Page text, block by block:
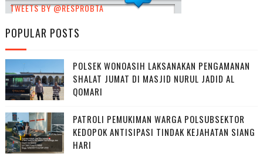
TWEETS BY @RESPROBTA
POPULAR POSTS
POLSEK WONOASIH LAKSANAKAN PENGAMANAN
SHALAT JUMAT DI MASJID NURUL JADID AL
QOMARI
PATROLI PEMUKIMAN WARGA POLSUBSEKTOR
KEDOPOK ANTISIPASI TINDAK KEJAHATAN SIANG
HARI